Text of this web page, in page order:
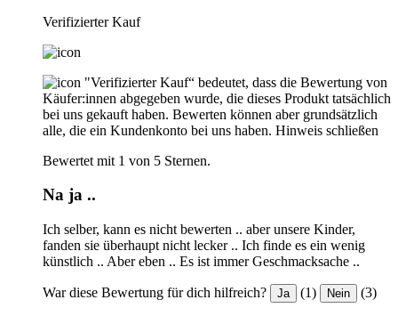
Verifizierter Kauf
"Verifizierter Kauf“ bedeutet, dass die Bewertung von
Käufer:innen abgegeben wurde, die dieses Produkt tatsächlich
bei uns gekauft haben. Bewerten können aber grundsätzlich
alle, die ein Kundenkonto bei uns haben. Hinweis schließen
Bewertet mit 1 von 5 Sternen.
Na ja ..
Ich selber, kann es nicht bewerten .. aber unsere Kinder,
fanden sie überhaupt nicht lecker .. Ich finde es ein wenig
künstlich .. Aber eben .. Es ist immer Geschmacksache ..
War diese Bewertung für dich hilfreich? Ja (1) Nein (3)